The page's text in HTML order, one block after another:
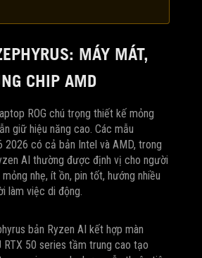
MÁY MÁT,
CHIP AMD
ROG chú trọng thiết kế mỏng
giữ hiệu năng cao. Các mẫu
2026 có cả bản Intel và AMD, trong
AI thường được định vị cho người
nhẹ, ít ồn, pin tốt, hướng nhiều
làm việc di động.
bản Ryzen AI kết hợp màn
RTX 50 series tầm trung cao tạo